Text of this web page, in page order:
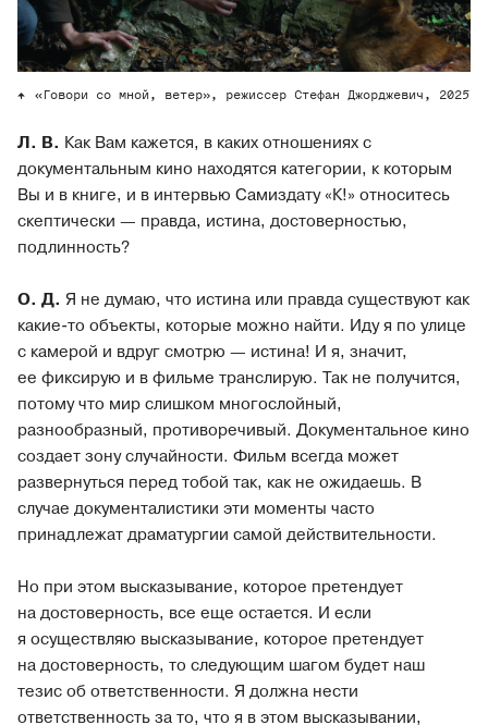
«Говори со мной, ветер», режиссер Стефан Джорджевич, 2025
Л. В. Как Вам кажется, в каких отношениях с
документальным кино находятся категории, к которым
Вы и в книге, и в интервью Самиздату «К!» относитесь
скептически — правда, истина, достоверностью,
подлинность?
О. Д. Я не думаю, что истина или правда существуют как
какие-то объекты, которые можно найти. Иду я по улице
с камерой и вдруг смотрю — истина! И я, значит,
ее фиксирую и в фильме транслирую. Так не получится,
потому что мир слишком многослойный,
разнообразный, противоречивый. Документальное кино
создает зону случайности. Фильм всегда может
развернуться перед тобой так, как не ожидаешь. В
случае документалистики эти моменты часто
принадлежат драматургии самой действительности.
Но при этом высказывание, которое претендует
на достоверность, все еще остается. И если
я осуществляю высказывание, которое претендует
на достоверность, то следующим шагом будет наш
тезис об ответственности. Я должна нести
ответственность за то, что я в этом высказывании,